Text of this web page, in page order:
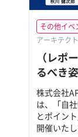
その他イベ
アーキテクト
（レポ
るべき
株式会社
は、「自
とポイン
開催いた